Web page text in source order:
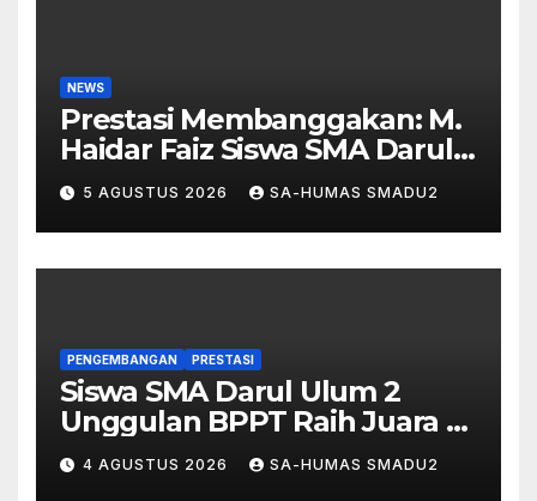
NEWS
Prestasi Membanggakan: M.
Haidar Faiz Siswa SMA Darul
Ulum 2 Unggulan BPPT Lulus
Seleksi Akademi Militer 2026
5 AGUSTUS 2026 SA-HUMAS SMADU2
PENGEMBANGAN PRESTASI
Siswa SMA Darul Ulum 2
Unggulan BPPT Raih Juara 2
Essay Competition Nasional
VORTUNESA 2026
4 AGUSTUS 2026 SA-HUMAS SMADU2